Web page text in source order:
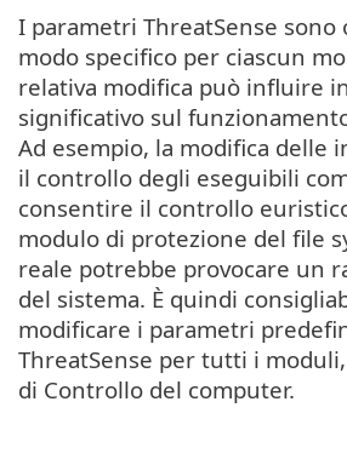
I parametri ThreatSense sono
modo specifico per ciascun
relativa modifica può influire
significativo sul
Ad esempio, la modifica delle
il controllo degli eseguibili
consentire il controllo
modulo di protezione del file
reale potrebbe provocare un
del sistema. È quindi
modificare i parametri
ThreatSense per tutti i
di Controllo del computer.